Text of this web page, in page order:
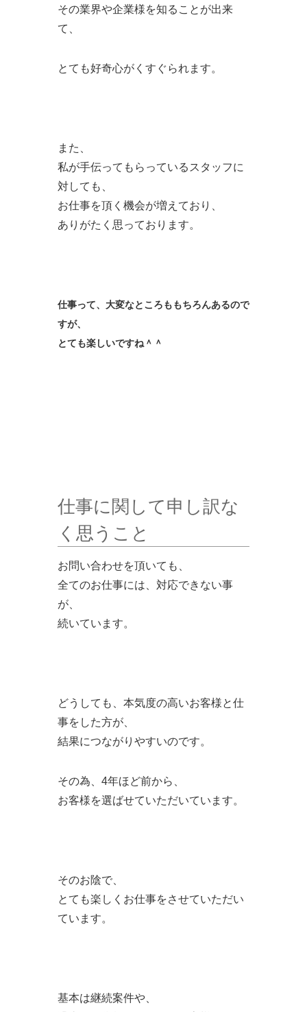
その業界や企業様を知ることが出来
て、
とても好奇心がくすぐられます。
また、
私が手伝ってもらっているスタッフに
対しても、
お仕事を頂く機会が増えており、
ありがたく思っております。
仕事って、大変なところももちろんあるので
すが、
とても楽しいですね＾＾
仕事に関して申し訳な
く思うこと
お問い合わせを頂いても、
全てのお仕事には、対応できない事
が、
続いています。
どうしても、本気度の高いお客様と仕
事をした方が、
結果につながりやすいのです。
その為、4年ほど前から、
お客様を選ばせていただいています。
そのお陰で、
とても楽しくお仕事をさせていただい
ています。
基本は継続案件や、